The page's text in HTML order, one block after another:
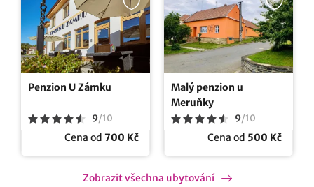
Penzion U Zámku
9/10
Cena od 700 Kč
Malý penzion u
Meruňky
9/10
Cena od 500 Kč
Zobrazit všechna ubytování